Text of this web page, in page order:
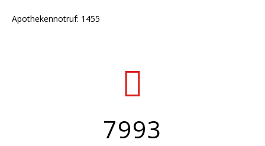
Apothekennotruf: 1455
7993